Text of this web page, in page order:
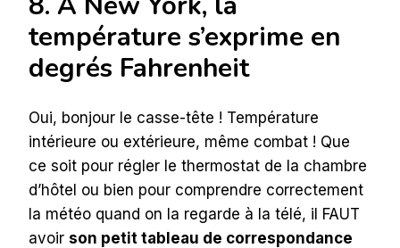
température s’exprime en
degrés Fahrenheit
Oui, bonjour le casse-tête ! Température
intérieure ou extérieure, même combat ! Que
ce soit pour régler le thermostat de la chambre
d’hôtel ou bien pour comprendre correctement
la météo quand on la regarde à la télé, il FAUT
avoir son petit tableau de correspondance